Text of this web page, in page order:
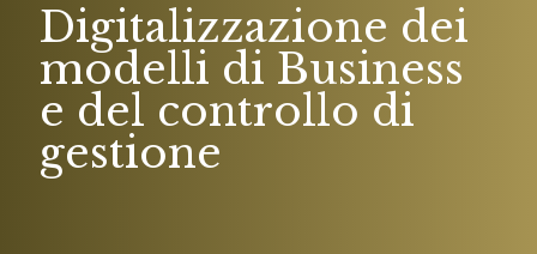
Digitalizzazione dei
modelli di Business
e del controllo di
gestione